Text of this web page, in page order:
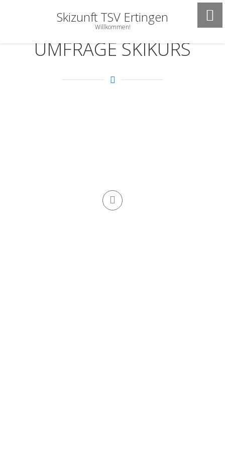
Skizunft TSV Ertingen
Willkommen!
UMFRAGE SKIKURS